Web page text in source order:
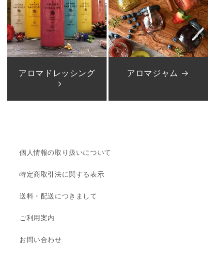
アロマドレッシング アロマジャム
個人情報の取り扱いについて
特定商取引法に関する表示
送料・配送につきまして
ご利用案内
お問い合わせ